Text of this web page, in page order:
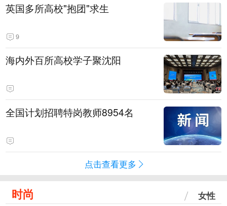
英国多所高校"抱团"求生
9
海内外百所高校学子聚沈阳
全国计划招聘特岗教师8954名
点击查看更多
时尚 女性